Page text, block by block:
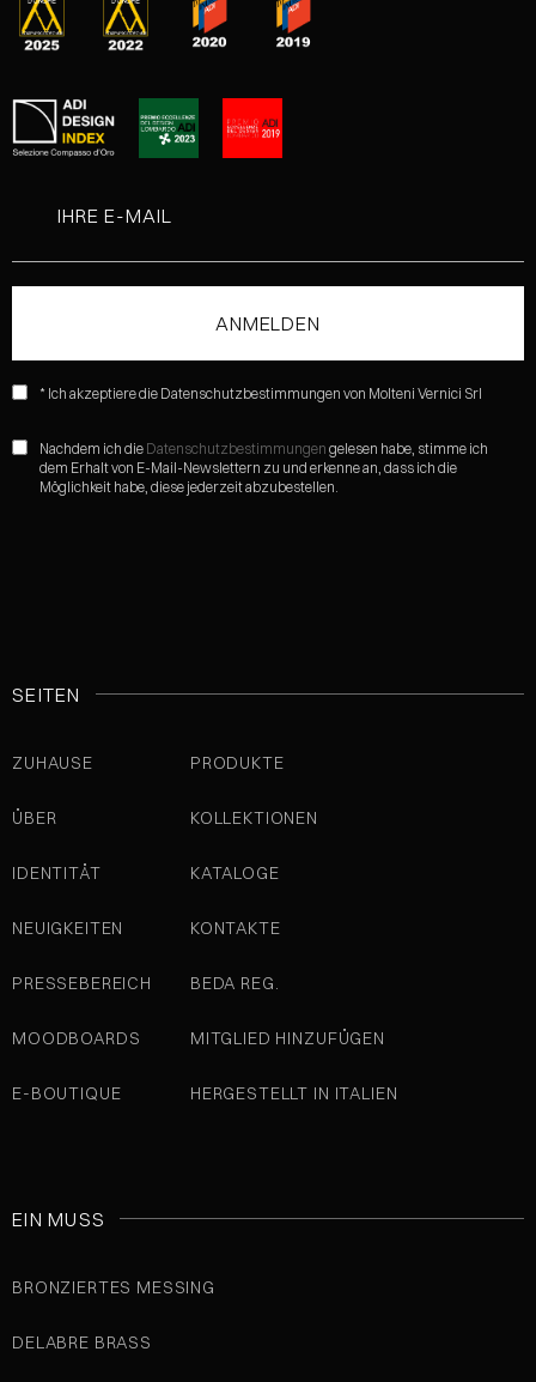
* Ich akzeptiere die Datenschutzbestimmungen von Molteni Vernici Srl
Nachdem ich die Datenschutzbestimmungen gelesen habe, stimme ich
dem Erhalt von E-Mail-Newslettern zu und erkenne an, dass ich die
Möglichkeit habe, diese jederzeit abzubestellen.
SEITEN
ZUHAUSE
ÜBER
IDENTITÄT
NEUIGKEITEN
PRESSEBEREICH
MOODBOARDS
E-BOUTIQUE
PRODUKTE
KOLLEKTIONEN
KATALOGE
KONTAKTE
BEDA REG.
MITGLIED HINZUFÜGEN
HERGESTELLT IN ITALIEN
EIN MUSS
BRONZIERTES MESSING
DELABRE BRASS